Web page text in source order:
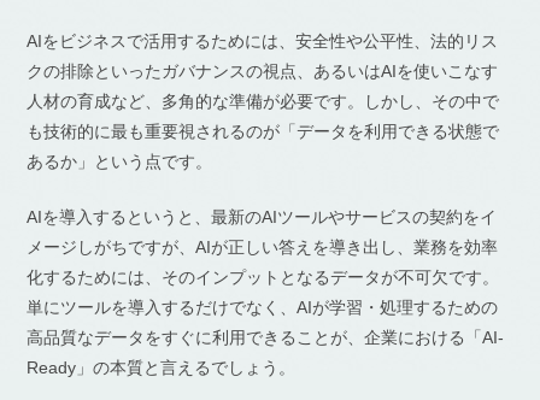
AIをビジネスで活用するためには、安全性や公平性、法的リス
クの排除といったガバナンスの視点、あるいはAIを使いこなす
人材の育成など、多角的な準備が必要です。しかし、その中で
も技術的に最も重要視されるのが「データを利用できる状態で
あるか」という点です。
AIを導入するというと、最新のAIツールやサービスの契約をイ
メージしがちですが、AIが正しい答えを導き出し、業務を効率
化するためには、そのインプットとなるデータが不可欠です。
単にツールを導入するだけでなく、AIが学習・処理するための
高品質なデータをすぐに利用できることが、企業における「AI-
Ready」の本質と言えるでしょう。